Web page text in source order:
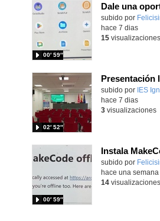
Contenido
subido por
00′ 59″
hace 7 dias
15visualizaciones
Contenido
subido por IES
02′ 52″
hace 7 dias
3visualizaciones
Contenido
subido por
00′ 59″
hace una semana
14visualizaciones